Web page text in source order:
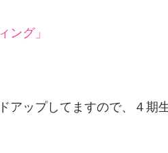
ング」
アップしてますので、４期